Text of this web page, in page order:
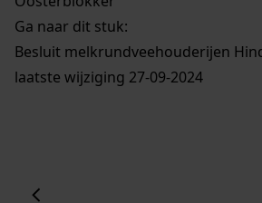
Ga naar dit stuk:
Besluit melkrundveehouderijen
laatste wijziging 27-09-2024